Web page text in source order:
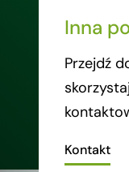
Inna
Przejdź
Kontakt